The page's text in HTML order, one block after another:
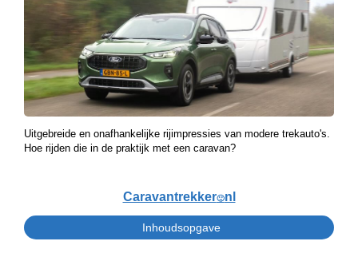
Uitgebreide en onafhankelijke rijimpressies van modere trekauto's.
Hoe rijden die in de praktijk met een caravan?
Caravantrekker🙂nl